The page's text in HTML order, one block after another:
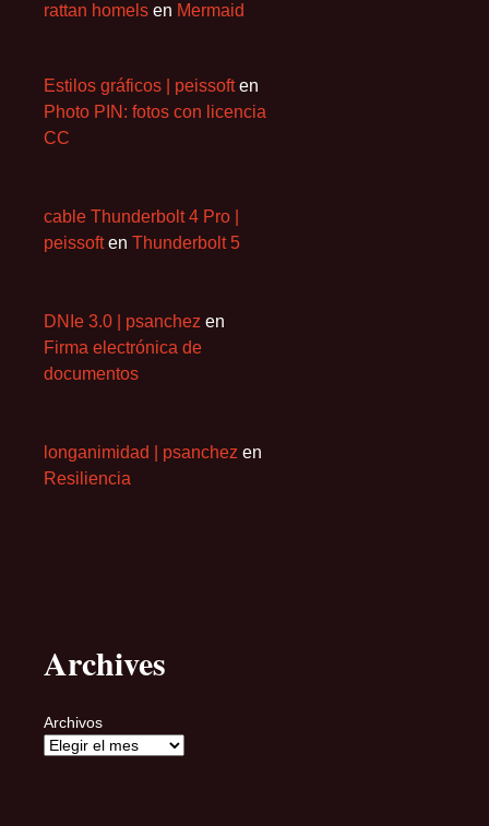
rattan homels en Mermaid
Estilos gráficos | peissoften
Photo PIN: fotos con licencia
CC
cable Thunderbolt 4 Pro |
peissoften Thunderbolt 5
DNIe 3.0 | psanchez en
Firma electrónica de
documentos
longanimidad | psanchez en
Resiliencia
Archives
Archivos